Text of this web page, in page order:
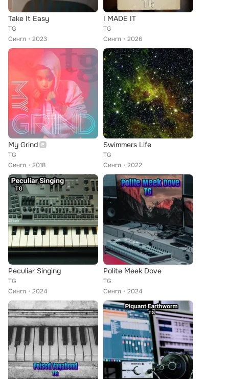
Take It Easy
TG
Сингл
2023
I MADE IT
TG
Сингл
2026
My Grind
TG
Сингл
2018
Swimmers Life
TG
Сингл
2022
Peculiar Singing
TG
Сингл
2024
Polite Meek Dove
TG
Сингл
2024